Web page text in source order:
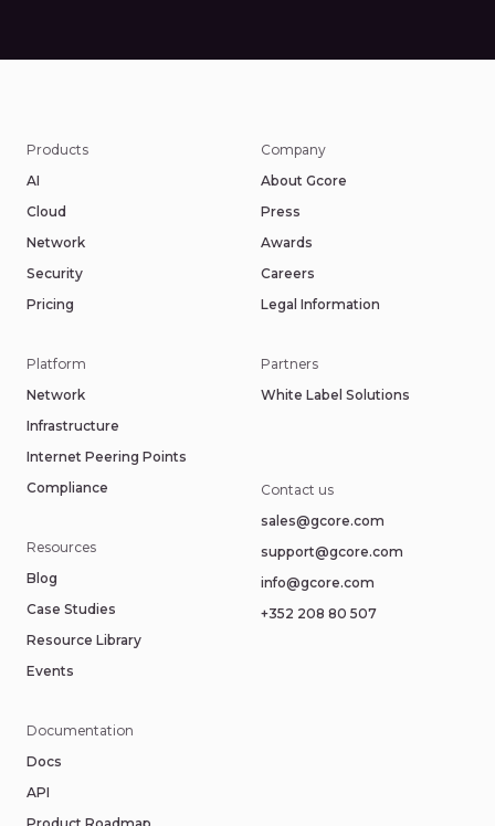
Products
AI
Cloud
Network
Security
Pricing
Resources
Blog
Case Studies
Resource Library
Events
Platform
Network
Infrastructure
Internet Peering Points
Compliance
Company
About Gcore
Press
Awards
Careers
Legal Information
Contact us
sales@gcore.com
support@gcore.com
info@gcore.com
+352 208 80 507
Documentation
Docs
API
Partners
White Label Solutions